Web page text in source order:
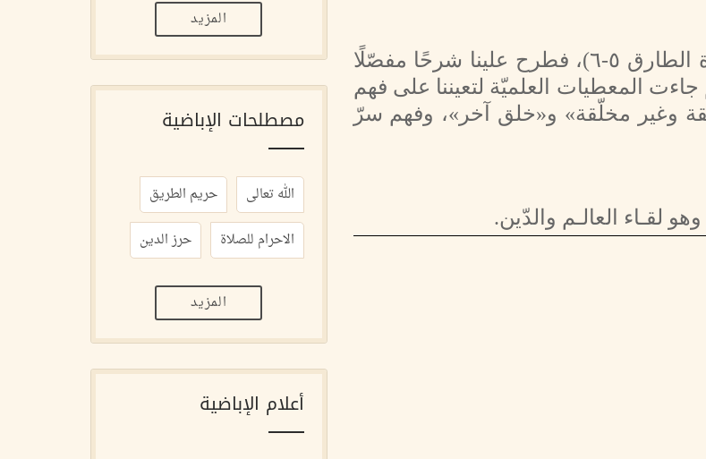
إنّ القرآن يدعو الإنسان لينظر مـمّ خُلِق (سورة الطارق ٥-٦)، فطرح علينا شرحًا مفصّلًا
المعطيات العلميّة لتعيننا على فهم
وغير مخلّقة» و«خلق آخر»، وفهم سرّ
لقـاء العالـم والدّين.
المزيد
مصطلحات الإباضية
الله تعالى
حريم الطريق
الاحرام للصلاة
حرز الدين
المزيد
أعلام الإباضية